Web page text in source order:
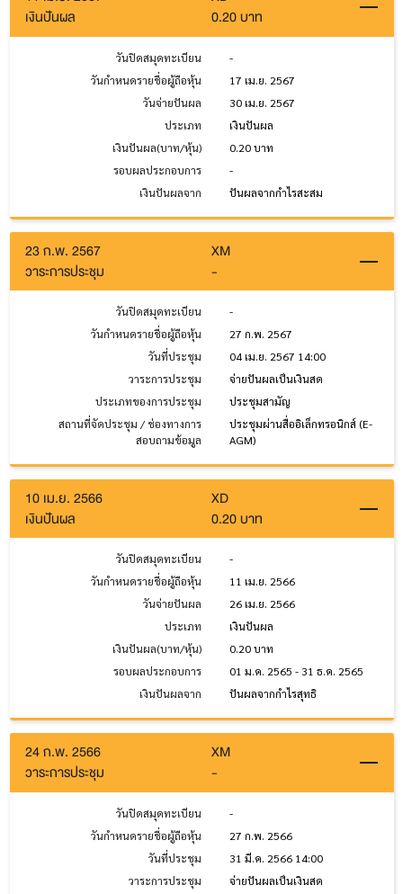
เงินปันผล
0.20 บาท
วันปิดสมุดทะเบียน
-
วันกำหนดรายชื่อผู้ถือหุ้น
17 เม.ย. 2567
วันจ่ายปันผล
30 เม.ย. 2567
ประเภท
เงินปันผล
เงินปันผล(บาท/หุ้น)
0.20 บาท
รอบผลประกอบการ
-
เงินปันผลจาก
ปันผลจากกำไรสะสม
23 ก.พ. 2567
XM
วาระการประชุม
-
วันปิดสมุดทะเบียน
-
วันกำหนดรายชื่อผู้ถือหุ้น
27 ก.พ. 2567
วันที่ประชุม
04 เม.ย. 2567 14:00
วาระการประชุม
จ่ายปันผลเป็นเงินสด
ประเภทของการประชุม
ประชุมสามัญ
สถานที่จัดประชุม / ช่องทางการ
สอบถามข้อมูล
ประชุมผ่านสื่ออิเล็กทรอนิกส์ (E-
AGM)
10 เม.ย. 2566
XD
เงินปันผล
0.20 บาท
วันปิดสมุดทะเบียน
-
วันกำหนดรายชื่อผู้ถือหุ้น
11 เม.ย. 2566
วันจ่ายปันผล
26 เม.ย. 2566
ประเภท
เงินปันผล
เงินปันผล(บาท/หุ้น)
0.20 บาท
รอบผลประกอบการ
01 ม.ค. 2565 - 31 ธ.ค. 2565
เงินปันผลจาก
ปันผลจากกำไรสุทธิ
24 ก.พ. 2566
XM
วาระการประชุม
-
วันปิดสมุดทะเบียน
-
วันกำหนดรายชื่อผู้ถือหุ้น
27 ก.พ. 2566
วันที่ประชุม
31 มี.ค. 2566 14:00
วาระการประชุม
จ่ายปันผลเป็นเงินสด